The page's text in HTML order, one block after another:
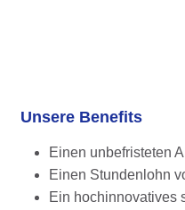
Unsere Benefits
Einen unbefristeten
Einen Stundenlohn
Ein hochinnovatives